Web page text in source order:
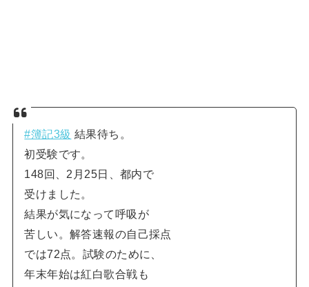
#簿記3級 結果待ち。
初受験です。
148回、2月25日、都内で
受けました。
結果が気になって呼吸が
苦しい。解答速報の自己採点
では72点。試験のために、
年末年始は紅白歌合戦も